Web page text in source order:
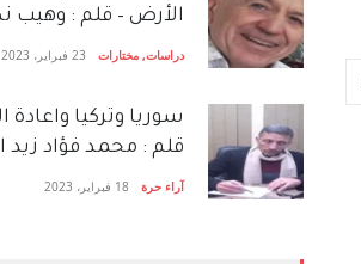
الأرض – قلم : وهيب
دراسات, مختارات 23 فبراير، 2023
سوريا وتركيا واعادة
قلم : محمد فؤاد زيد
آراء حرة 18 فبراير، 2023